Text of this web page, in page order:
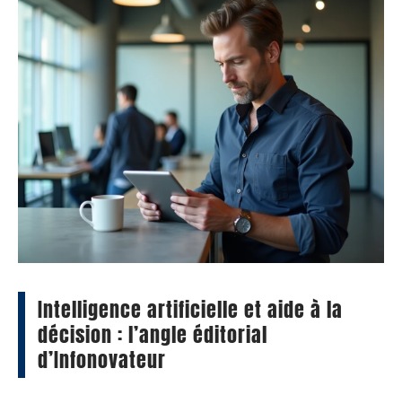
Intelligence artificielle et aide à la
décision : l’angle éditorial
d’Infonovateur